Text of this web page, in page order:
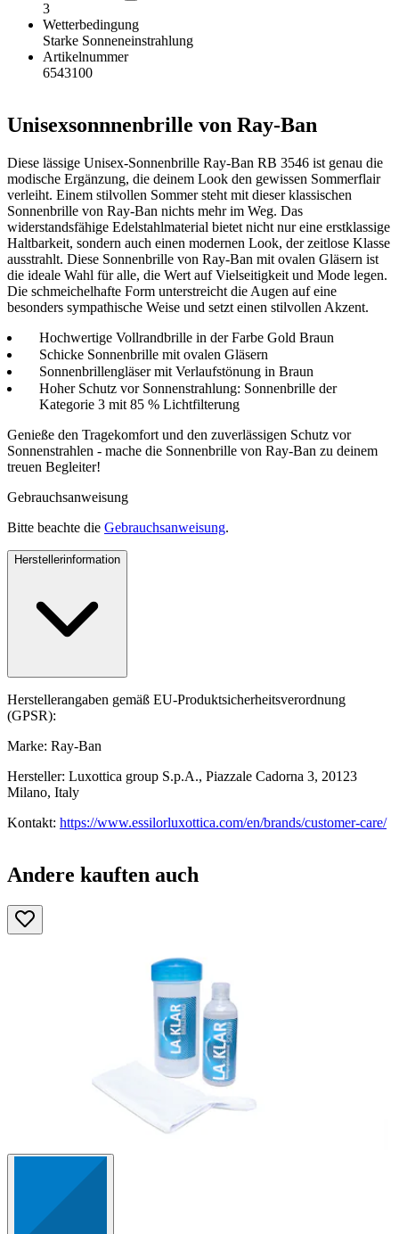
3
Wetterbedingung
Starke Sonneneinstrahlung
Artikelnummer
6543100
Unisexsonnnenbrille von Ray-Ban
Diese lässige Unisex-Sonnenbrille Ray-Ban RB 3546 ist genau die
modische Ergänzung, die deinem Look den gewissen Sommerflair
verleiht. Einem stilvollen Sommer steht mit dieser klassischen
Sonnenbrille von Ray-Ban nichts mehr im Weg. Das
widerstandsfähige Edelstahlmaterial bietet nicht nur eine erstklassige
Haltbarkeit, sondern auch einen modernen Look, der zeitlose Klasse
ausstrahlt. Diese Sonnenbrille von Ray-Ban mit ovalen Gläsern ist
die ideale Wahl für alle, die Wert auf Vielseitigkeit und Mode legen.
Die schmeichelhafte Form unterstreicht die Augen auf eine
besonders sympathische Weise und setzt einen stilvollen Akzent.
Hochwertige Vollrandbrille in der Farbe Gold Braun
Schicke Sonnenbrille mit ovalen Gläsern
Sonnenbrillengläser mit Verlaufstönung in Braun
Hoher Schutz vor Sonnenstrahlung: Sonnenbrille der
Kategorie 3 mit 85 % Lichtfilterung
Genieße den Tragekomfort und den zuverlässigen Schutz vor
Sonnenstrahlen - mache die Sonnenbrille von Ray-Ban zu deinem
treuen Begleiter!
Gebrauchsanweisung
Bitte beachte die Gebrauchsanweisung.
Herstellerinformation
Herstellerangaben gemäß EU-Produktsicherheitsverordnung
(GPSR):
Marke: Ray-Ban
Hersteller: Luxottica group S.p.A., Piazzale Cadorna 3, 20123
Milano, Italy
Kontakt: https://www.essilorluxottica.com/en/brands/customer-care/
Andere kauften auch